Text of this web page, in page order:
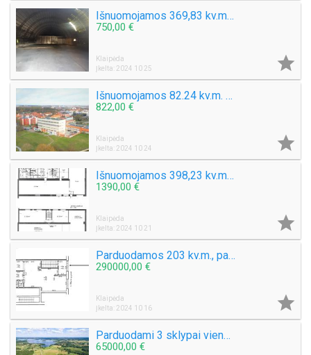
Išnuomojamos 369,83 kv.m. Angaras. Šilutės pl.
750,00 €
Klaipėda
Įkelta: 2024 10 25

Išnuomojamos 82.24 kv.m. modernios biuro patalpos centre
822,00 €
Klaipėda
Įkelta: 2024 10 24

Išnuomojamos 398,23 kv.m. Komercinis pastatas centre Šaulių g. Kaipėdoje
1390,00 €
Klaipėda
Įkelta: 2024 10 21

Parduodamos 203 kv.m., patalpos H.Manto g. Patalpos per 2 aukštus
290000,00 €
Klaipėda
Įkelta: 2024 10 16

Parduodami 3 sklypai vienas šalia kito Molėtų raj. Mackonių k.
65000,00 €